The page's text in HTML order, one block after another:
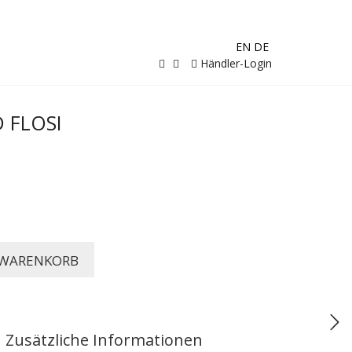
EN DE
Händler-Login
FLOSI
Zusätzliche Informationen